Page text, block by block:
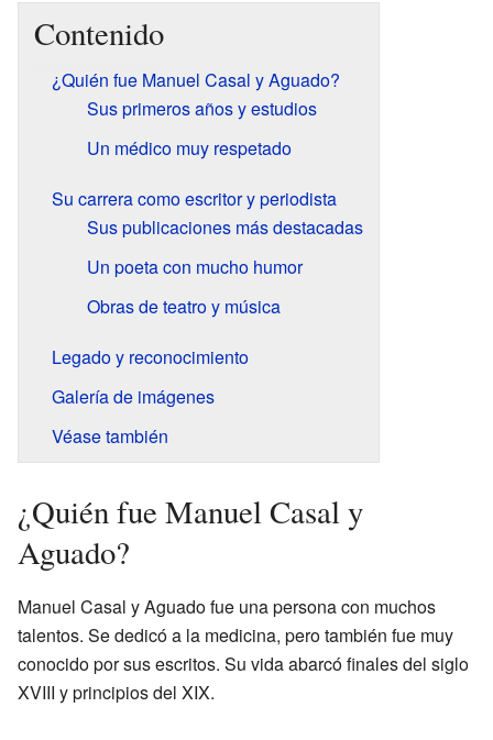
Contenido
¿Quién fue Manuel Casal y Aguado?
Sus primeros años y estudios
Un médico muy respetado
Su carrera como escritor y periodista
Sus publicaciones más destacadas
Un poeta con mucho humor
Obras de teatro y música
Legado y reconocimiento
Galería de imágenes
Véase también
¿Quién fue Manuel Casal y
Aguado?
Manuel Casal y Aguado fue una persona con muchos
talentos. Se dedicó a la medicina, pero también fue muy
conocido por sus escritos. Su vida abarcó finales del siglo
XVIII y principios del XIX.